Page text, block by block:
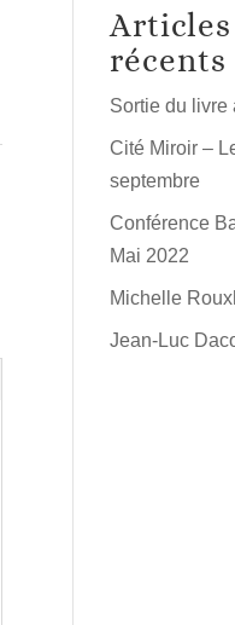
Articles
récents
Sortie du livre
Cité Miroir –
septembre
Conférence
Mai 2022
Michelle
Jean-Luc